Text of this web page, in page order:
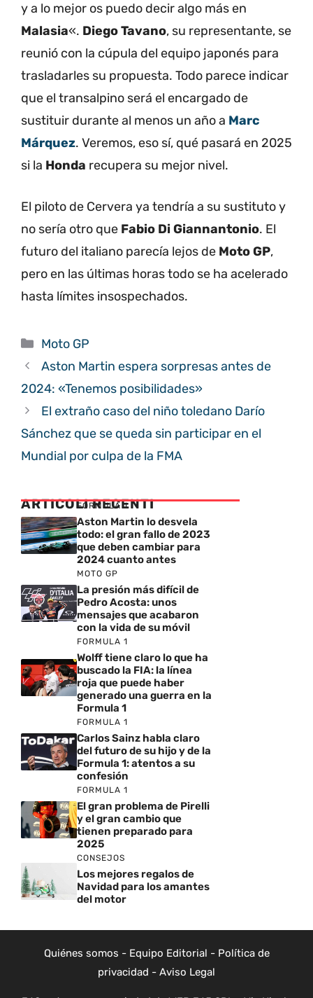
y a lo mejor os puedo decir algo más en
Malasia«. Diego Tavano, su representante, se
reunió con la cúpula del equipo japonés para
trasladarles su propuesta. Todo parece indicar
que el transalpino será el encargado de
sustituir durante al menos un año a Marc
Márquez. Veremos, eso sí, qué pasará en 2025
si la Honda recupera su mejor nivel.
El piloto de Cervera ya tendría a su sustituto y
no sería otro que Fabio Di Giannantonio. El
futuro del italiano parecía lejos de Moto GP,
pero en las últimas horas todo se ha acelerado
hasta límites insospechados.
Categorías
Moto GP
Aston Martin espera sorpresas antes de
2024: «Tenemos posibilidades»
El extraño caso del niño toledano Darío
Sánchez que se queda sin participar en el
Mundial por culpa de la FMA
ARTICOLI RECENTI
FORMULA 1
Aston Martin lo desvela
todo: el gran fallo de 2023
que deben cambiar para
2024 cuanto antes
MOTO GP
La presión más difícil de
Pedro Acosta: unos
mensajes que acabaron
con la vida de su móvil
FORMULA 1
Wolff tiene claro lo que ha
buscado la FIA: la línea
roja que puede haber
generado una guerra en la
Formula 1
FORMULA 1
Carlos Sainz habla claro
del futuro de su hijo y de la
Formula 1: atentos a su
confesión
FORMULA 1
El gran problema de Pirelli
y el gran cambio que
tienen preparado para
2025
CONSEJOS
Los mejores regalos de
Navidad para los amantes
del motor
Quiénes somos - Equipo Editorial - Política de
privacidad - Aviso Legal